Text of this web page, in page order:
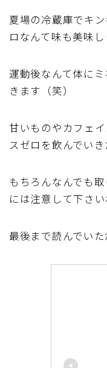
夏場の冷蔵庫でキ
ロなんて味も美味
運動後なんて体に
きます（笑）
甘いものやカフェ
スゼロを飲んでいき
もちろんなんでも
には注意して下さい
最後まで読んでい